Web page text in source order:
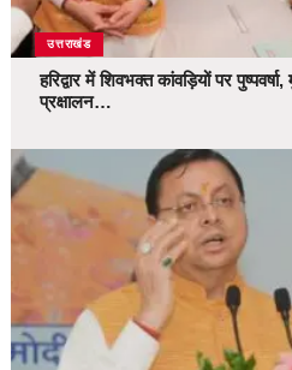
उत्तराखंड
हरिद्वार में शिवभक्त कांवड़ियों पर
प्रक्षालन…